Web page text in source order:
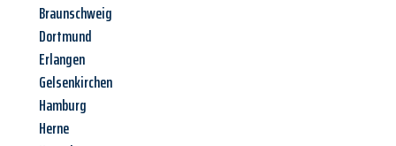
Braunschweig
Dortmund
Erlangen
Gelsenkirchen
Hamburg
Herne